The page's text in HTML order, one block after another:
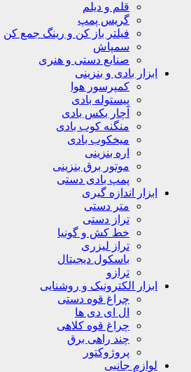
قلم و دیلم
گریس پمپ
فیلتر باز کن و رینگ جمع کن
سمپاش
صنایع دستی و هنری
ابزار بادی و بنزینی
کمپرسور هوا
پیستوله بادی
آچار بکس بادی
منگنه کوب بادی
میخکوب بادی
اره بنزینی
موتور برق بنزینی
پمپ بادی دستی
ابزار اندازه گیری
متر دستی
تراز دستی
خط کش و گونیا
تراز لیزری
باسکول دیجیتال
ترازو
ابزار الکترونیک و روشنایی
چراغ قوه دستی
ال ای دی ها
چراغ قوه کلاهی
چند راهی برق
پروژوکتور
لوازم جانبی